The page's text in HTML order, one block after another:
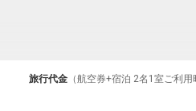
あり、内湯のほか、自然に囲まれた開放的
にて施設使用料がかります。お1人様1泊
できるダイナミックパッケージだから、
旅行代金 （航空券+宿泊 2名1室ご利用